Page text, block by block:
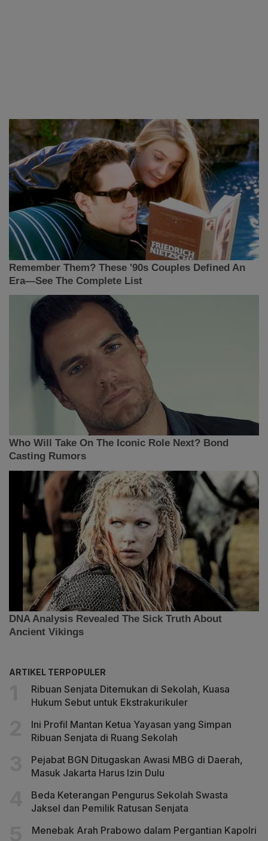
ARTIKEL TERPOPULER
Ribuan Senjata Ditemukan di Sekolah, Kuasa
Hukum Sebut untuk Ekstrakurikuler
Ini Profil Mantan Ketua Yayasan yang Simpan
Ribuan Senjata di Ruang Sekolah
Pejabat BGN Ditugaskan Awasi MBG di Daerah,
Masuk Jakarta Harus Izin Dulu
Beda Keterangan Pengurus Sekolah Swasta
Jaksel dan Pemilik Ratusan Senjata
Menebak Arah Prabowo dalam Pergantian Kapolri